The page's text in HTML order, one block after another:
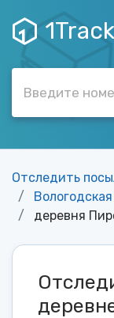
1Track
Отследить
деревня